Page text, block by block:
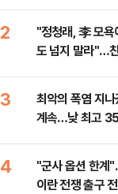
2
"정청래, 李 모
도 넘지 말라"…
3
최악의 폭염 지
계속…낮 최고
4
"군사 옵션 한계
이란 전쟁 출구